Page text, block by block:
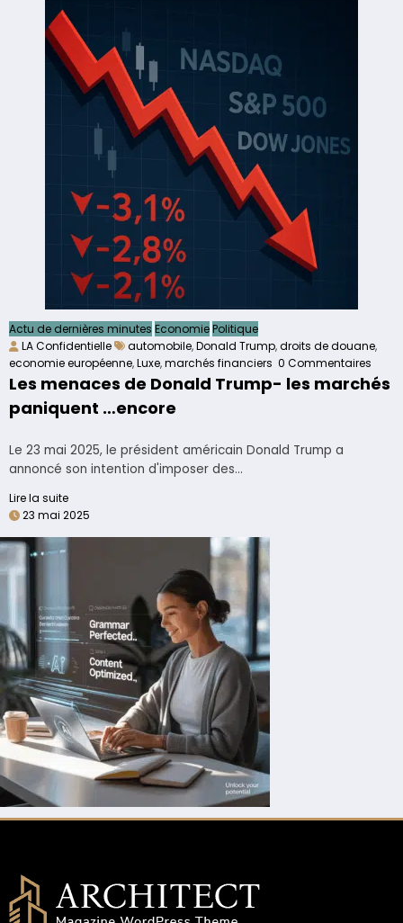
Actu de dernières minutes Economie Politique
LA Confidentielle
automobile,Donald Trump,droits de douane,
economie européenne,Luxe,marchés financiers 0 Commentaires
Les menaces de Donald Trump- les marchés
paniquent …encore
Le 23 mai 2025, le président américain Donald Trump a
annoncé son intention d'imposer des…
Lire la suite
23 mai 2025